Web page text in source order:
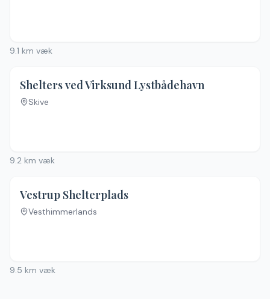
9.1 km væk
Shelters ved Virksund Lystbådehavn
Skive
9.2 km væk
Vestrup Shelterplads
Vesthimmerlands
9.5 km væk